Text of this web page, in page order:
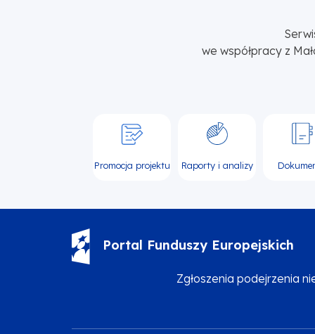
we współpracy z
Promocja projektu Raporty i analizy
Portal Funduszy Europejskich
Zgłoszenia podejrzenia